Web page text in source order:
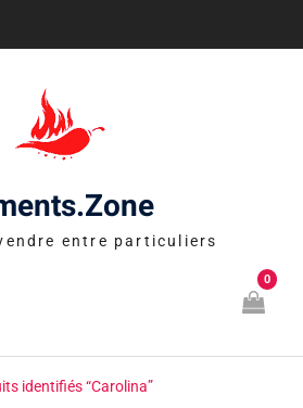
entre particuliers
0
identifiés “Carolina”